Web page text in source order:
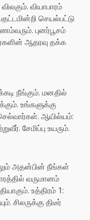
வியாபாரம்
செயல்பட்டு
புனர்பூசம்
ஆதரவு தக்க
நீங்கும். மனதில்
உங்களுக்கு
ஆயில்யம்:
சேமிப்பு உயரும்.
அதன்பின் நீங்கள்
வருமானம்
உத்திரம் 1:
சிலருக்கு திடீர்